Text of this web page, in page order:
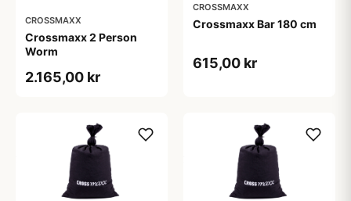
CROSSMAXX
Crossmaxx 2 Person
Worm
2.165,00 kr
CROSSMAXX
Crossmaxx Bar 180 cm
615,00 kr